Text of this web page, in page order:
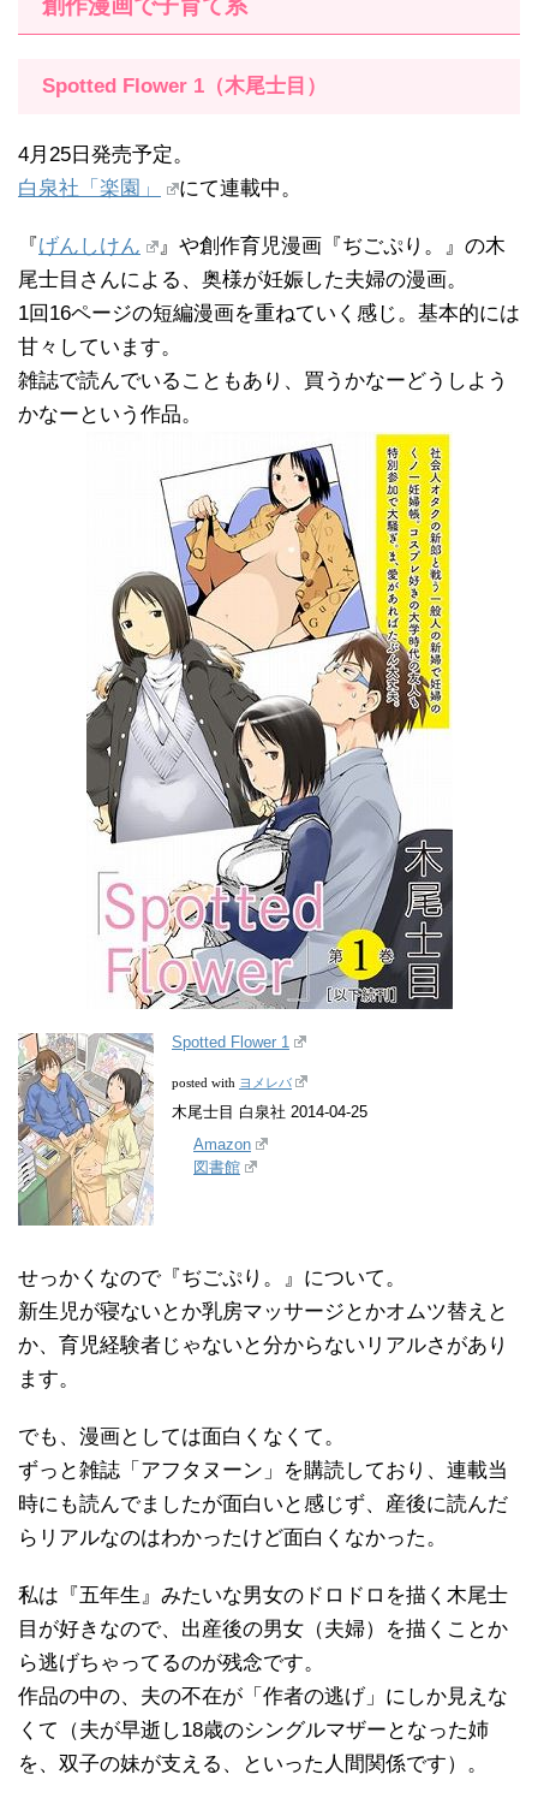
創作漫画で子育て系
Spotted Flower 1（木尾士目）
4月25日発売予定。
白泉社「楽園」
にて連載中。
『げんしけん
』や創作育児漫画『ぢごぷり。』の木
尾士目さんによる、奥様が妊娠した夫婦の漫画。
1回16ページの短編漫画を重ねていく感じ。基本的には
甘々しています。
雑誌で読んでいることもあり、買うかなーどうしよう
かなーという作品。
Spotted Flower 1
posted with ヨメレバ
木尾士目 白泉社 2014-04-25
Amazon
図書館
せっかくなので『ぢごぷり。』について。
新生児が寝ないとか乳房マッサージとかオムツ替えと
か、育児経験者じゃないと分からないリアルさがあり
ます。
でも、漫画としては面白くなくて。
ずっと雑誌「アフタヌーン」を購読しており、連載当
時にも読んでましたが面白いと感じず、産後に読んだ
らリアルなのはわかったけど面白くなかった。
私は『五年生』みたいな男女のドロドロを描く木尾士
目が好きなので、出産後の男女（夫婦）を描くことか
ら逃げちゃってるのが残念です。
作品の中の、夫の不在が「作者の逃げ」にしか見えな
くて（夫が早逝し18歳のシングルマザーとなった姉
を、双子の妹が支える、といった人間関係です）。